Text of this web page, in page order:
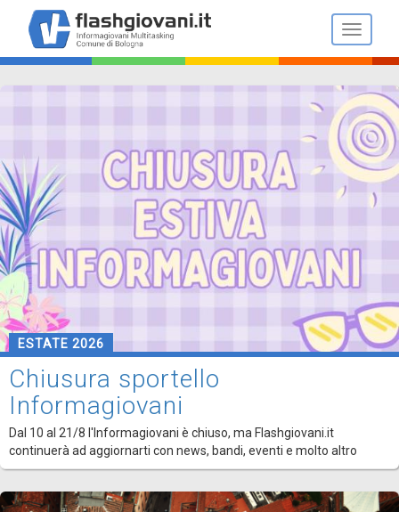
contenuto
principale
Toggle
ESTATE 2026
Chiusura sportello
Informagiovani
Dal 10 al 21/8 l'Informagiovani è chiuso, ma Flashgiovani.it
continuerà ad aggiornarti con news, bandi, eventi e molto altro